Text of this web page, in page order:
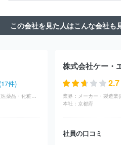
スメテックスローランド株式会社
友化学株式会社
信越化学工業株式
式会社ＡＤＥＫＡ
ＪＮＣ株式会社
ＥＮＥＯＳ株式会社
株式会社
日本曹達株式会社 日
ビオン
エヌ・イーケムキャット株
イオン株式会社
出光興産株式会社
竹本容器株式会社
日油株式会社
この会社を見た人はこんな会社も
件)
商社・卸(専門商社（医薬品・化粧品）)
株式会社ケー・
2.7
業界： メーカー・製造業
本社： 京都府
社員の口コミ